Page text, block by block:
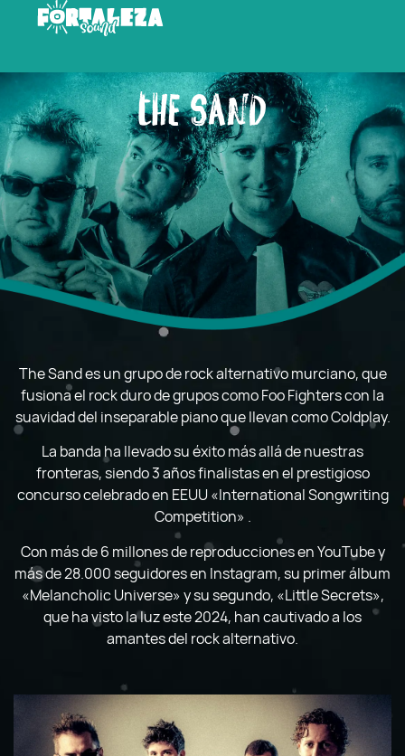
THE SAND
The Sand es un grupo de rock alternativo murciano, que
fusionael rock duro de grupos como Foo Fighters con la
suavidad del inseparable piano que llevan como Coldplay.
La banda ha llevado su éxito más allá de nuestras
fronteras, siendo 3 años finalistas en el prestigioso
concurso celebrado en EEUU «International Songwriting
Competition» .
Con más de6 millones de reproducciones en YouTube y
más de 28.000 seguidores en Instagram, su primerálbum
«Melancholic Universe» y su segundo, «Little Secrets»,
que ha visto la luz este 2024, han cautivado a los
amantes del rock alternativo.